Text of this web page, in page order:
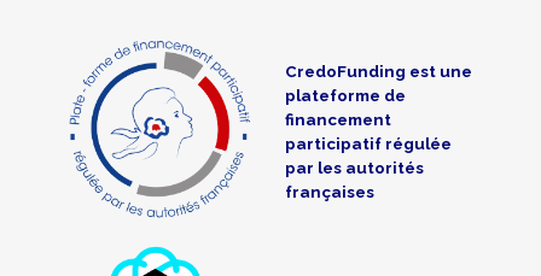
CredoFunding est une
plateforme de
financement
participatif régulée
par les autorités
françaises